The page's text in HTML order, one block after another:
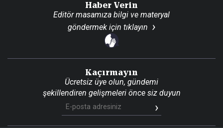
Haber Verin
Editör masamıza bilgi ve materyal
göndermek için tıklayın
Kaçırmayın
Ücretsiz üye olun, gündemi
şekillendiren gelişmeleri önce siz duyun